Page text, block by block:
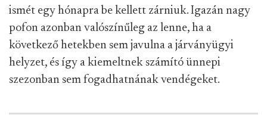
ismét egy hónapra be kellett zárniuk. Igazán nagy
pofon azonban valószínűleg az lenne, ha a
következő hetekben sem javulna a járványügyi
helyzet, és így a kiemeltnek számító ünnepi
szezonban sem fogadhatnának vendégeket.